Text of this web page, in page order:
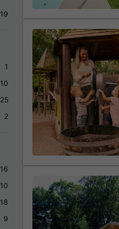
19
1
10
25
2
16
10
18
9